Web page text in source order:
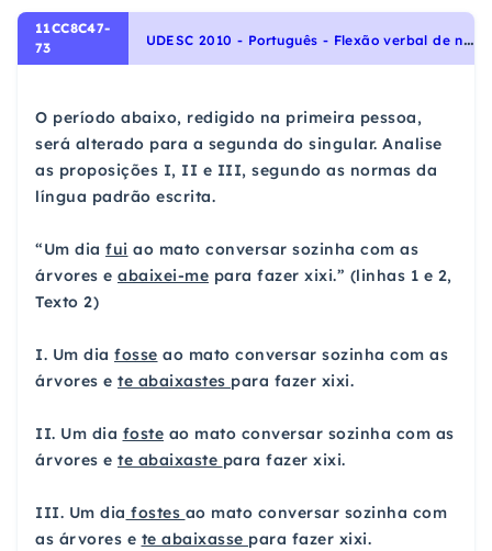
11CC8C47-
73
U
DESC 2010 - Português - Flexão verbal de número (singular, plural), Flexão verbal de pessoa (1ª, 2ª, 3ª pessoa), Morfologia - Verbos
O período abaixo, redigido na primeira pessoa,
será alterado para a segunda do singular. Analise
as proposições I, II e III, segundo as normas da
língua padrão escrita.
“Um dia fui ao mato conversar sozinha com as
árvores e abaixei-me para fazer xixi.” (linhas 1 e 2,
Texto 2)
I. Um dia fosse ao mato conversar sozinha com as
árvores e te abaixastes para fazer xixi.
II. Um dia foste ao mato conversar sozinha com as
árvores e te abaixaste para fazer xixi.
III. Um dia fostes ao mato conversar sozinha com
as árvores e te abaixasse para fazer xixi.